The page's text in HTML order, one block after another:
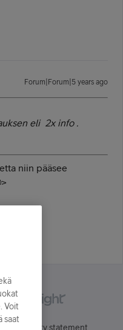
Forum|Forum|5 years ago
eli 2x info .
niin pääsee
Accessibility statement
Voit
saat